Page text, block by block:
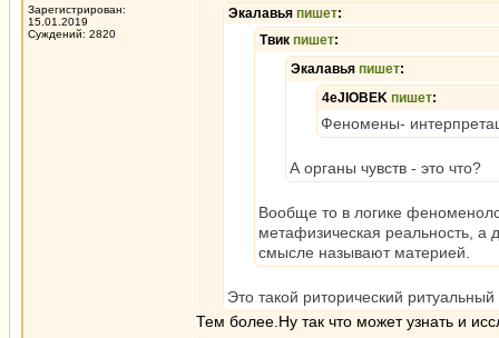
Зарегистрирован:
15.01.2019
Суждений: 2820
Экалавья пишет:
Твик пишет:
Экалавья пишет:
4eJIOBEK пишет:
Феномены-
А органы чувств - это что?
Вообще то в логике
метафизическая реальность, а
смысле называют материей.
Это такой риторический
Тем более.Ну так что может узнать и